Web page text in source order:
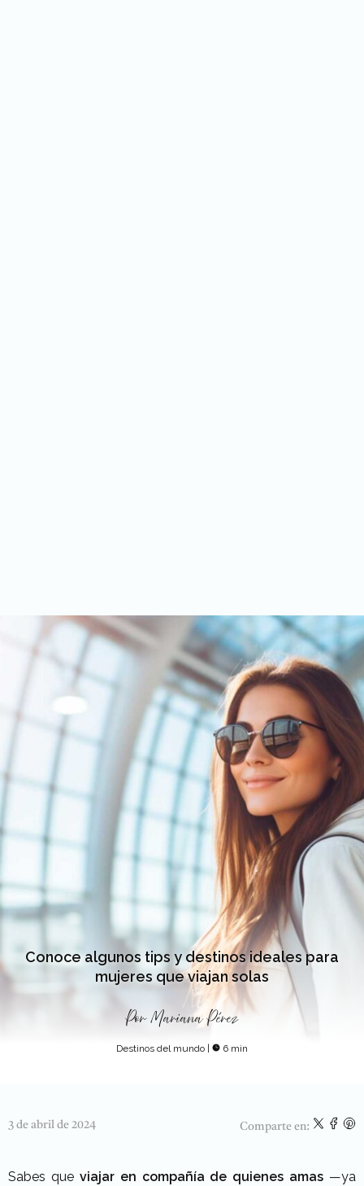
Conoce algunos tips y destinos ideales para
mujeres que viajan solas
Por Mariana Pérez
Destinos del mundo 6 min
3 de abril de 2024 Comparte en:
Sabes que viajar en compañía de quienes amas —ya